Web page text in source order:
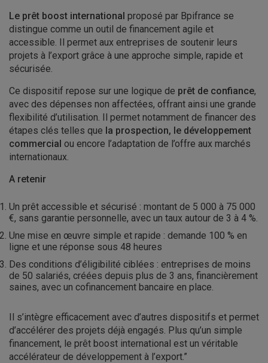
Le prêt boost international proposé par Bpifrance se
distingue comme un outil de financement agile et
accessible. Il permet aux entreprises de soutenir leurs
projets à l’export grâce à une approche simple, rapide et
sécurisée.
Ce dispositif repose sur une logique de prêt de confiance,
avec des dépenses non affectées, offrant ainsi une grande
flexibilité d’utilisation. Il permet notamment de financer des
étapes clés telles que la prospection, le développement
commercial ou encore l’adaptation de l’offre aux marchés
internationaux.
A retenir
Un prêt accessible et sécurisé : montant de 5 000 à 75 000
€, sans garantie personnelle, avec un taux autour de 3 à 4 %.
Une mise en œuvre simple et rapide : demande 100 % en
ligne et une réponse sous 48 heures
Des conditions d’éligibilité ciblées : entreprises de moins
de 50 salariés, créées depuis plus de 3 ans, financièrement
saines, avec un cofinancement bancaire en place.
Il s’intègre efficacement avec d’autres dispositifs et permet
d’accélérer des projets déjà engagés. Plus qu’un simple
financement, le prêt boost international est un véritable
accélérateur de développement à l’export.”